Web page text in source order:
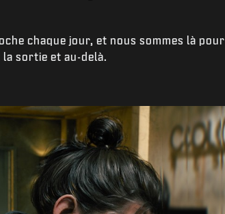
chaque jour, et nous sommes là pour
sortie et au-delà.